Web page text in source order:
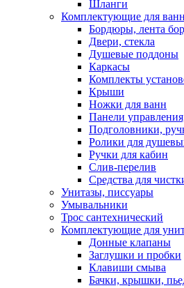
Шланги
Комплектующие для
Бордюры, лента
Двери, стекла
Душевые поддоны
Каркасы
Комплекты
Крыши
Ножки для ванн
Панели
Подголовники,
Ролики для
Ручки для кабин
Слив-перелив
Средства для
Унитазы, писсуары
Умывальники
Трос сантехнический
Комплектующие для
Донные клапаны
Заглушки и пробки
Клавиши смыва
Бачки, крышки,